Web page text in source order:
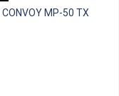
MP-50 TX